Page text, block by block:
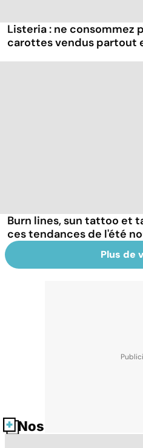
Listeria : ne consommez
carottes vendus partout
Burn lines, sun tattoo et
ces tendances de l'été
Plus de
Nos fiches santé